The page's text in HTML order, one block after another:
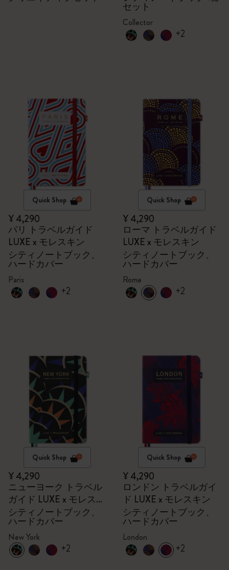
セット
Collector
+2
Quick Shop
¥ 4,290
パリ トラベルガイド
LUXE x モレスキン
シティノートブック、
ハードカバー
Paris
+2
Quick Shop
¥ 4,290
ローマ トラベルガイド
LUXE x モレスキン
シティノートブック、
ハードカバー
Rome
+2
Quick Shop
¥ 4,290
ニューヨーク トラベル
ガイド LUXE x モレスキ
ン
シティノートブック、
ハードカバー
New York
+2
Quick Shop
¥ 4,290
ロンドン トラベルガイ
ド LUXE x モレスキン
シティノートブック、
ハードカバー
London
+2